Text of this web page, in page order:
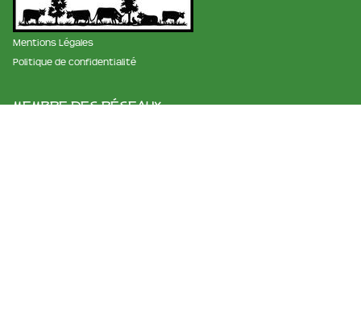
Mentions Légales
Politique de confidentialité
membre des réseaux :